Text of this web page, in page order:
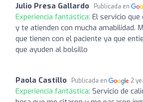
Julio Presa Gallardo Publicada en
Experiencia fantástica: El servicio que
y te atienden con mucha amabilidad.
que tienen con el paciente ya que
que ayuden al bolsillo
Paola Castillo Publicada en 2
Experiencia fantástica: Servicio de